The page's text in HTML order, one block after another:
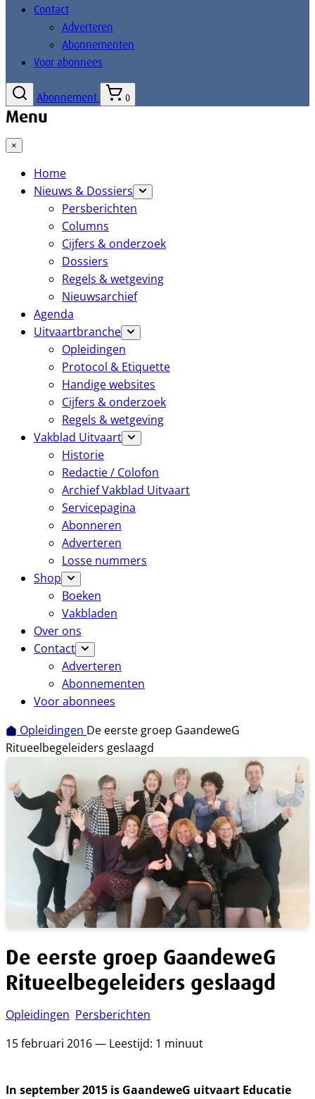
Contact
Adverteren
Abonnementen
Voor abonnees
Abonnement 0
Menu
×
Home
Nieuws & Dossiers
Persberichten
Columns
Cijfers & onderzoek
Dossiers
Regels & wetgeving
Nieuwsarchief
Agenda
Uitvaartbranche
Opleidingen
Protocol & Etiquette
Handige websites
Cijfers & onderzoek
Regels & wetgeving
Vakblad Uitvaart
Historie
Redactie / Colofon
Archief Vakblad Uitvaart
Servicepagina
Abonneren
Adverteren
Losse nummers
Shop
Boeken
Vakbladen
Over ons
Contact
Adverteren
Abonnementen
Voor abonnees
Opleidingen De eerste groep GaandeweG
Ritueelbegeleiders geslaagd
De eerste groep GaandeweG
Ritueelbegeleiders geslaagd
Opleidingen Persberichten
15 februari 2016 — Leestijd: 1 minuut
In september 2015 is GaandeweG uitvaart Educatie